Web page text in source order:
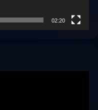
02:20